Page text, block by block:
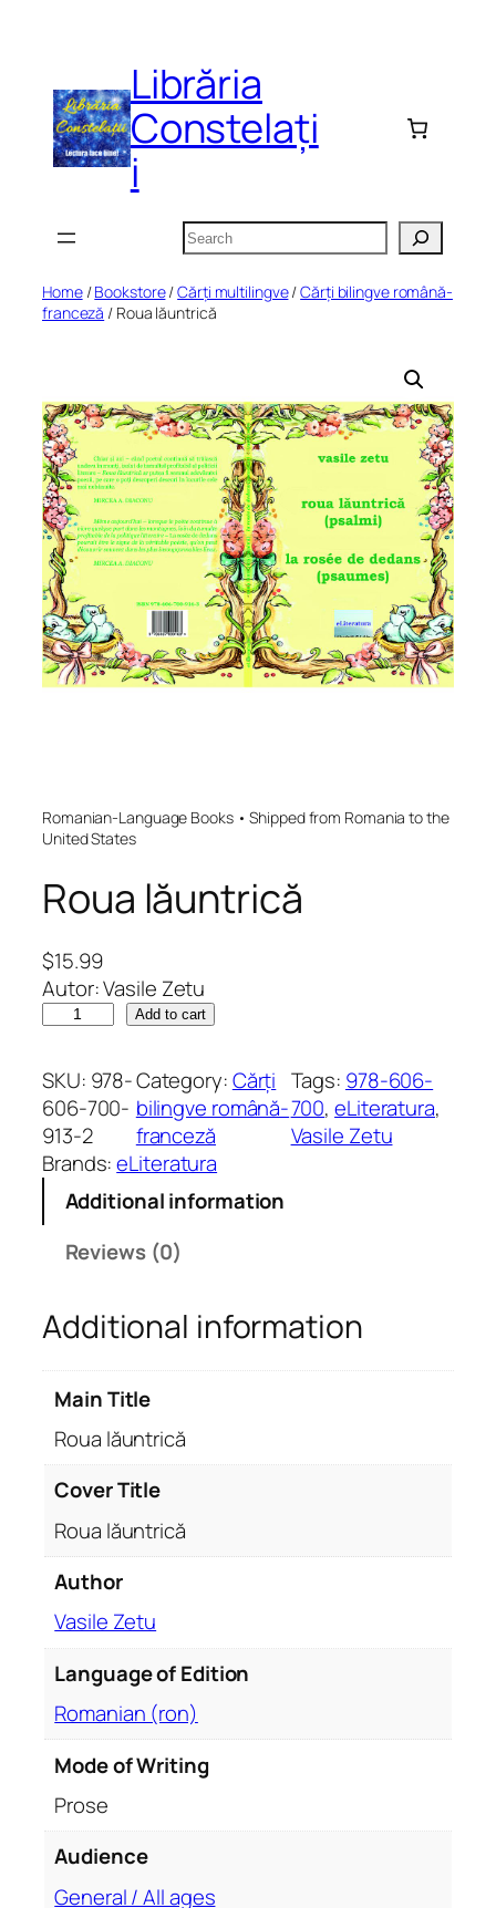
Librăria
Constelați
i
Search
Home/Bookstore/Cărți multilingve/Cărți bilingve română-
franceză / Roua lăuntrică
Romanian-Language Books • Shipped from Romania to the
United States
Roua lăuntrică
$15.99
Autor: Vasile Zetu
u
a
l
ă
u
c
ă
q
n
Add to cart
SKU: 978-
606-700-
913-2
Category:Cărți
bilingve română-
franceză
Tags: 978-606-
700, eLiteratura
Vasile Zetu
Brands:eLiteratura
Additional information
Reviews (0)
Additional information
Main Title
Roua lăuntrică
Cover Title
Roua lăuntrică
Author
Vasile Zetu
Language of Edition
Romanian (ron)
Mode of Writing
Prose
Audience
General / All ages